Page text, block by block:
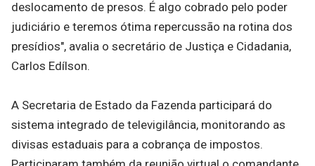
deslocamento de presos. É algo cobrado pelo poder
judiciário e teremos ótima repercussão na rotina dos
presídios", avalia o secretário de Justiça e Cidadania,
Carlos Edílson.
A Secretaria de Estado da Fazenda participará do
sistema integrado de televigilância, monitorando as
divisas estaduais para a cobrança de impostos.